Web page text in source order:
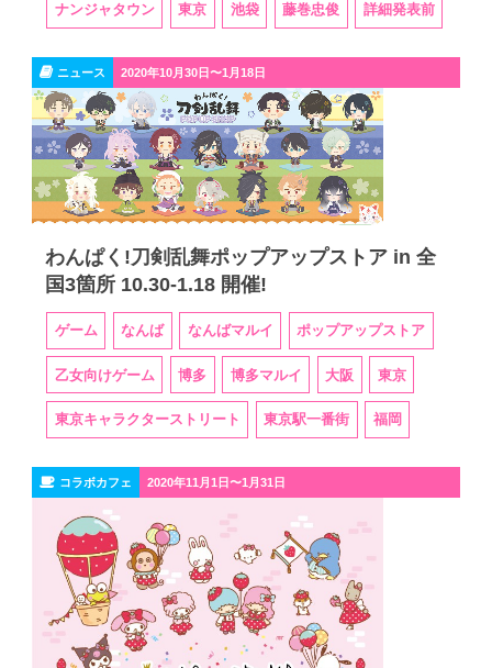
ナンジャタウン 東京 池袋 藤巻忠俊 詳細発表前
ニュース 2020年10月30日〜1月18日
わんぱく!刀剣乱舞ポップアップストア in 全
国3箇所 10.30-1.18 開催!
ゲーム なんば なんばマルイ ポップアップストア
乙女向けゲーム 博多 博多マルイ 大阪 東京
東京キャラクターストリート 東京駅一番街 福岡
コラボカフェ 2020年11月1日〜1月31日